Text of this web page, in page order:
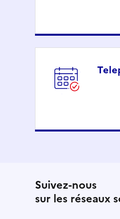
Suivez-nous
sur les réseaux